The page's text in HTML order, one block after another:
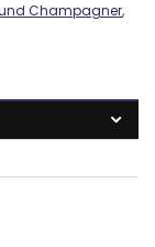
Champagner,